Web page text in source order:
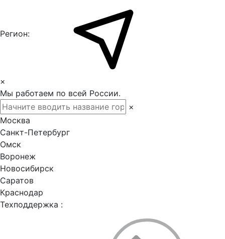
Регион:
×
Мы работаем по всей России.
×
Москва
Санкт-Петербург
Омск
Воронеж
Новосибирск
Саратов
Краснодар
Техподдержка :